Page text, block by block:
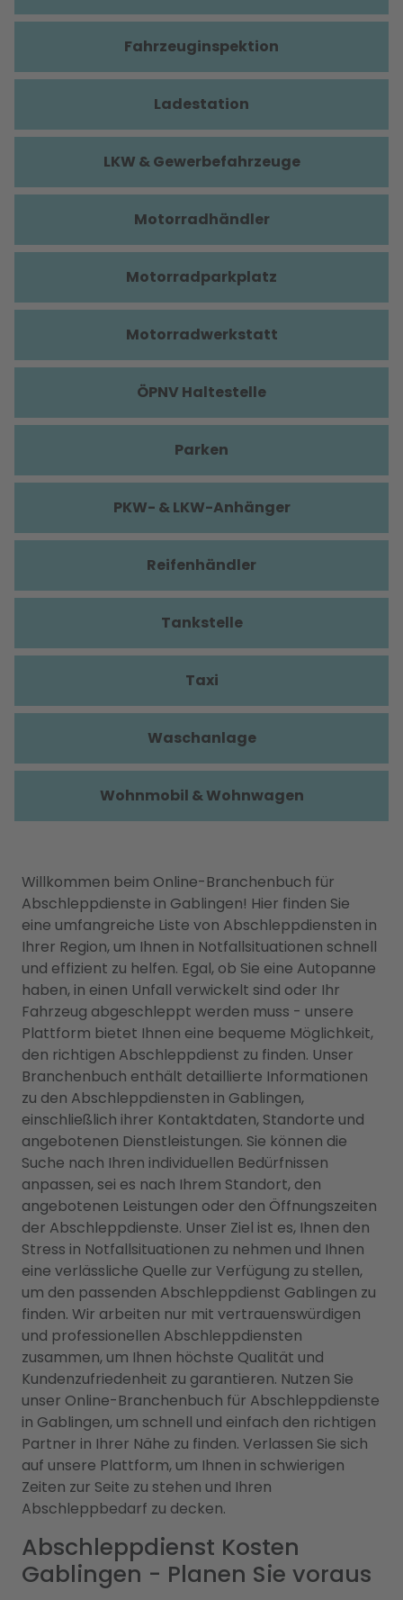
Willkommen beim Online-Branchenbuch für
Abschleppdienste in Gablingen! Hier finden Sie
eine umfangreiche Liste von Abschleppdiensten in
Ihrer Region, um Ihnen in Notfallsituationen schnell
und effizient zu helfen. Egal, ob Sie eine Autopanne
haben, in einen Unfall verwickelt sind oder Ihr
Fahrzeug abgeschleppt werden muss - unsere
Plattform bietet Ihnen eine bequeme Möglichkeit,
den richtigen Abschleppdienst zu finden. Unser
Branchenbuch enthält detaillierte Informationen
zu den Abschleppdiensten in Gablingen,
einschließlich ihrer Kontaktdaten, Standorte und
angebotenen Dienstleistungen. Sie können die
Suche nach Ihren individuellen Bedürfnissen
anpassen, sei es nach Ihrem Standort, den
angebotenen Leistungen oder den Öffnungszeiten
der Abschleppdienste. Unser Ziel ist es, Ihnen den
Stress in Notfallsituationen zu nehmen und Ihnen
eine verlässliche Quelle zur Verfügung zu stellen,
um den passenden Abschleppdienst Gablingen zu
finden. Wir arbeiten nur mit vertrauenswürdigen
und professionellen Abschleppdiensten
zusammen, um Ihnen höchste Qualität und
Kundenzufriedenheit zu garantieren. Nutzen Sie
unser Online-Branchenbuch für Abschleppdienste
in Gablingen, um schnell und einfach den richtigen
Partner in Ihrer Nähe zu finden. Verlassen Sie sich
auf unsere Plattform, um Ihnen in schwierigen
Zeiten zur Seite zu stehen und Ihren
Abschleppbedarf zu decken.
Abschleppdienst Kosten
Gablingen - Planen Sie voraus
Fahrzeuginspektion
Ladestation
LKW & Gewerbefahrzeuge
Motorradhändler
Motorradparkplatz
Motorradwerkstatt
ÖPNV Haltestelle
Parken
PKW- & LKW-Anhänger
Reifenhändler
Tankstelle
Taxi
Waschanlage
Wohnmobil & Wohnwagen